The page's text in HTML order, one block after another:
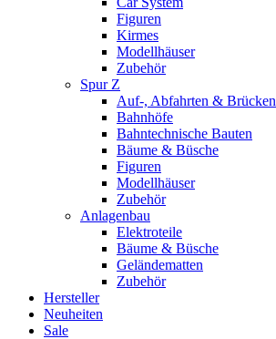
Figuren
Kirmes
Modellhäuser
Zubehör
Spur Z
Auf-, Abfahrten & Brücken
Bahnhöfe
Bahntechnische Bauten
Bäume & Büsche
Figuren
Modellhäuser
Zubehör
Anlagenbau
Elektroteile
Bäume & Büsche
Geländematten
Zubehör
Hersteller
Neuheiten
Sale